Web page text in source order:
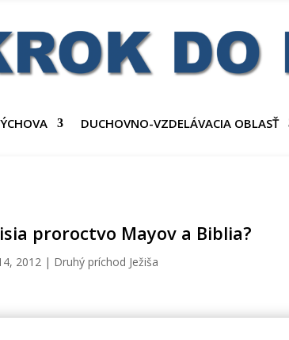
DUCHOVNO-VZDELÁVACIA OBLASŤ
proroctvo Mayov a Biblia?
2012 | Druhý príchod Ježiša